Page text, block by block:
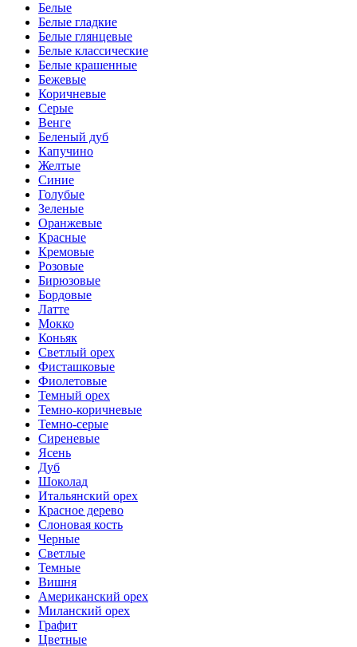
Белые
Белые гладкие
Белые глянцевые
Белые классические
Белые крашенные
Бежевые
Коричневые
Серые
Венге
Беленый дуб
Капучино
Желтые
Синие
Голубые
Зеленые
Оранжевые
Красные
Кремовые
Розовые
Бирюзовые
Бордовые
Латте
Мокко
Коньяк
Светлый орех
Фисташковые
Фиолетовые
Темный орех
Темно-коричневые
Темно-серые
Сиреневые
Ясень
Дуб
Шоколад
Итальянский орех
Красное дерево
Слоновая кость
Черные
Светлые
Темные
Вишня
Американский орех
Миланский орех
Графит
Цветные